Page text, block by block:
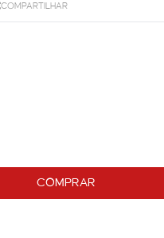
COMPARTILHAR
COMPRAR